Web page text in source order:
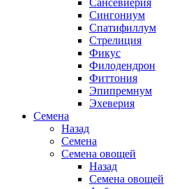
Сансевиерия
Сингониум
Спатифиллум
Стрелиция
Фикус
Филодендрон
Фиттония
Эпипремнум
Эхеверия
Семена
Назад
Семена
Семена овощей
Назад
Семена овощей